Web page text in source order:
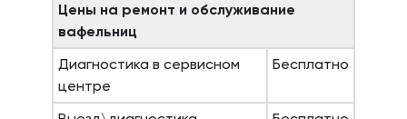
Цены на ремонт и обслуживание
вафельниц
Диагностика в сервисном
центре
Бесплатно